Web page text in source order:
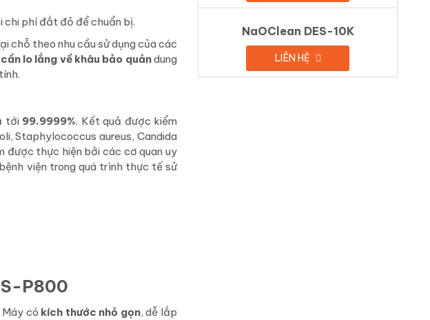
chi phí đắt đỏ để chuẩn bị.
chỗ theo nhu cầu sử dụng của các
cần lo lắng về khâu bảo quảndung
tới 99.9999%. Kết quả được kiểm
Staphylococcus aureus, Candida
được thực hiện bởi các cơ quan uy
viện trong quá trình thực tế sử
P800
Máy có kích thước nhỏ gọn, dễ lắp
NaOClean DES-10K
LIÊN HỆ